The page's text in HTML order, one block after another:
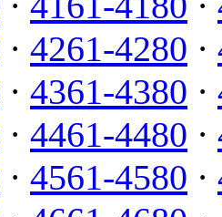
· 4261-4280 ·
· 4361-4380 ·
· 4461-4480 ·
· 4561-4580 ·